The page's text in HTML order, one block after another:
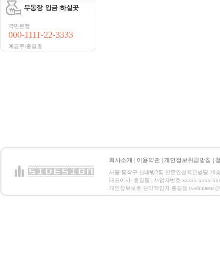
국민은행
000-1111-22-3333
예금주:홍길동
회사소개 이용약관 개인정보취급방침
서울 동작구 신대방2동 전문건설회관빌딩 28
대표이사: 홍길동 | 사업자번호 xxxxx-xxxx-
개인정보보호 관리책임자:홍길동